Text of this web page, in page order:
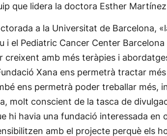
que lidera la doctora Esther
a la Universitat de Barcelona,
i el Pediatric Cancer Center
creixent amb més teràpies i
Xana ens permetrà tractar
ens permetrà poder treballar més,
molt conscient de la tasca de
hi havia una fundació interessada
amb el projecte perquè els